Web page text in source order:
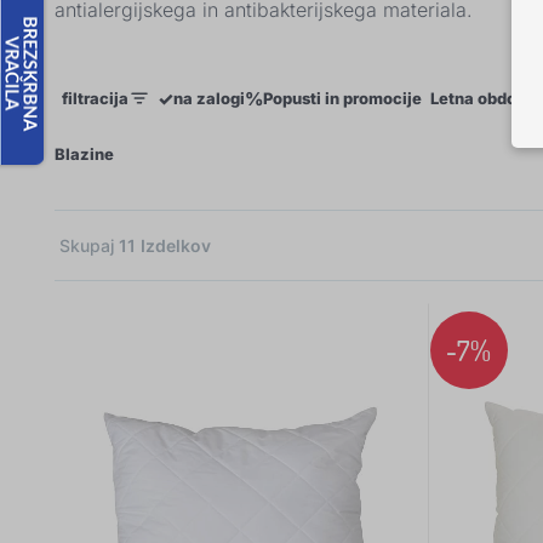
antialergijskega in antibakterijskega materiala.
filtracija ✓na zalogi%Popusti in promocije Letna obdobje
Blazine
Skupaj 11 Izdelkov
-7%